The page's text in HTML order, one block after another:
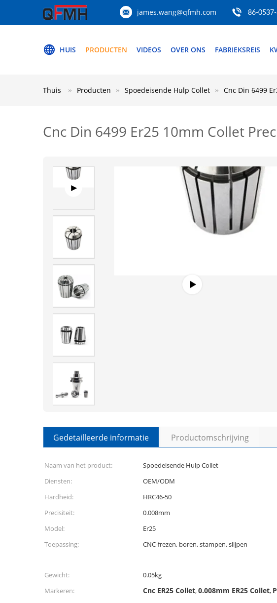
james.wang@qfmh.com 86-
HUIS PRODUCTEN VIDEOS OVER ONS FABRIEKSREIS
Thuis Producten Spoedeisende Hulp Collet Cnc Din 6499
Cnc Din 6499 Er25 10mm Collet
Gedetailleerde informatie Productomschrijving
Naam van het product: Spoedeisende Hulp Collet
Diensten:
OEM/ODM
Hardheid:
HRC46-50
Precisiteit:
0.008mm
Model:
Er25
Toepassing:
CNC-frezen, boren, stampen, slijpen
Gewicht:
0.05kg
Markeren:
Cnc ER25 Collet,0.008mm ER25 Collet,